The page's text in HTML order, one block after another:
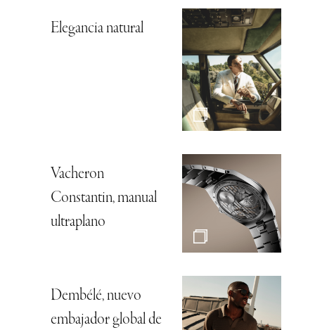
Elegancia natural
Vacheron
Constantin, manual
ultraplano
Dembélé, nuevo
embajador global de